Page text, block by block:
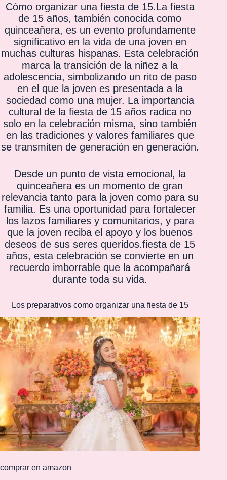
Cómo organizar una fiesta de 15.La fiesta
de 15 años, también conocida como
quinceañera, es un evento profundamente
significativo en la vida de una joven en
muchas culturas hispanas. Esta celebración
marca la transición de la niñez a la
adolescencia, simbolizando un rito de paso
en el que la joven es presentada a la
sociedad como una mujer. La importancia
cultural de la fiesta de 15 años radica no
solo en la celebración misma, sino también
en las tradiciones y valores familiares que
se transmiten de generación en generación.
Desde un punto de vista emocional, la
quinceañera es un momento de gran
relevancia tanto para la joven como para su
familia. Es una oportunidad para fortalecer
los lazos familiares y comunitarios, y para
que la joven reciba el apoyo y los buenos
deseos de sus seres queridos.fiesta de 15
años, esta celebración se convierte en un
recuerdo imborrable que la acompañará
durante toda su vida.
Los preparativos como organizar una fiesta de 15
comprar en amazon